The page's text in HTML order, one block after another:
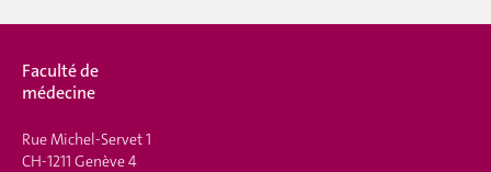
Faculté de
médecine
Rue Michel-Servet 1
CH-1211 Genève 4